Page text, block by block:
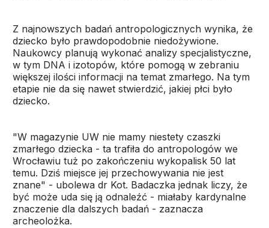
Z najnowszych badań antropologicznych wynika, że
dziecko było prawdopodobnie niedożywione.
Naukowcy planują wykonać analizy specjalistyczne,
w tym DNA i izotopów, które pomogą w zebraniu
większej ilości informacji na temat zmarłego. Na tym
etapie nie da się nawet stwierdzić, jakiej płci było
dziecko.
"W magazynie UW nie mamy niestety czaszki
zmarłego dziecka - ta trafiła do antropologów we
Wrocławiu tuż po zakończeniu wykopalisk 50 lat
temu. Dziś miejsce jej przechowywania nie jest
znane" - ubolewa dr Kot. Badaczka jednak liczy, że
być może uda się ją odnaleźć - miałaby kardynalne
znaczenie dla dalszych badań - zaznacza
archeolożka.